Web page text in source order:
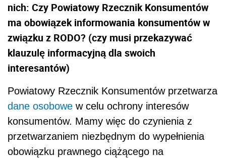
nich: Czy Powiatowy Rzecznik Konsumentów
ma obowiązek informowania konsumentów w
związku z RODO? (czy musi przekazywać
klauzulę informacyjną dla swoich
interesantów)
Powiatowy Rzecznik Konsumentów przetwarza
dane osobowe w celu ochrony interesów
konsumentów. Mamy więc do czynienia z
przetwarzaniem niezbędnym do wypełnienia
obowiązku prawnego ciążącego na